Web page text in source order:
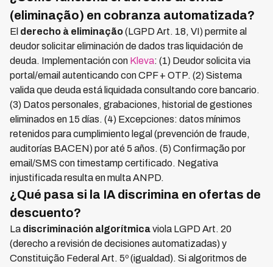
(eliminação) en cobranza automatizada?
El derecho à eliminação(LGPD Art. 18, VI) permite al
deudor solicitar eliminación de dados tras liquidación de
deuda. Implementación con Kleva: (1) Deudor solicita via
portal/email autenticando con CPF + OTP. (2) Sistema
valida que deuda está liquidada consultando core bancario.
(3) Datos personales, grabaciones, historial de gestiones
eliminados en 15 días. (4) Excepciones: datos mínimos
retenidos para cumplimiento legal (prevención de fraude,
auditorías BACEN) por até 5 años. (5) Confirmação por
email/SMS con timestamp certificado. Negativa
injustificada resulta en multa ANPD.
¿Qué pasa si la IA discrimina en ofertas de
descuento?
La discriminación algorítmicaviola LGPD Art. 20
(derecho a revisión de decisiones automatizadas) y
Constituição Federal Art. 5º (igualdad). Si algoritmos de